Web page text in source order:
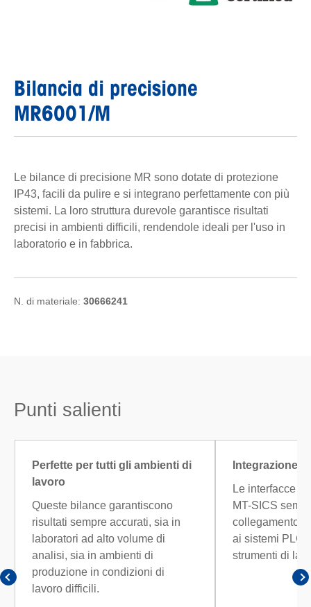
Bilancia di precisione
MR6001/M
Le bilance di precisione MR sono dotate di protezione
IP43, facili da pulire e si integrano perfettamente con più
sistemi. La loro struttura durevole garantisce risultati
precisi in ambienti difficili, rendendole ideali per l'uso in
laboratorio e in fabbrica.
N. di materiale: 30666241
Punti salienti
Perfette per tutti gli ambienti di
lavoro
Queste bilance garantiscono
risultati sempre accurati, sia in
laboratori ad alto volume di
analisi, sia in ambienti di
produzione in condizioni di
lavoro difficili.
Integrazione
Le interfacce
MT-SICS
collegamento
ai sistemi PLC,
strumenti di